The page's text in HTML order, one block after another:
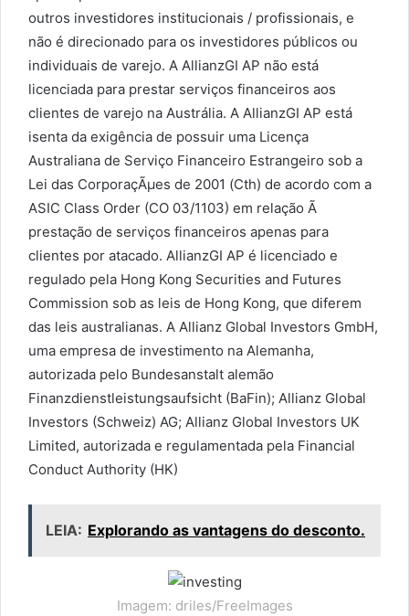
outros investidores institucionais / profissionais, e
não é direcionado para os investidores públicos ou
individuais de varejo. A AllianzGI AP não está
licenciada para prestar serviços financeiros aos
clientes de varejo na Austrália. A AllianzGI AP está
isenta da exigência de possuir uma Licença
Australiana de Serviço Financeiro Estrangeiro sob a
Lei das CorporaçÃμes de 2001 (Cth) de acordo com a
ASIC Class Order (CO 03/1103) em relação Ã
prestação de serviços financeiros apenas para
clientes por atacado. AllianzGI AP é licenciado e
regulado pela Hong Kong Securities and Futures
Commission sob as leis de Hong Kong, que diferem
das leis australianas. A Allianz Global Investors GmbH,
uma empresa de investimento na Alemanha,
autorizada pelo Bundesanstalt alemão
Finanzdienstleistungsaufsicht (BaFin); Allianz Global
Investors (Schweiz) AG; Allianz Global Investors UK
Limited, autorizada e regulamentada pela Financial
Conduct Authority (HK)
LEIA: Explorando as vantagens do desconto.
Imagem: driles/FreeImages